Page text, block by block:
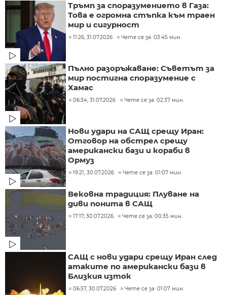
Тръмп за споразумението в Газа:
Това е огромна стъпка към траен
мир и сигурност
11:26, 31.07.2026 Чете се за: 03:45 мин.
Пълно разоръжаване: Съветът за
мир постигна споразумение с
Хамас
06:34, 31.07.2026 Чете се за: 02:37 мин.
Нови удари на САЩ срещу Иран:
Отговор на обстрел срещу
американски бази и кораби в
Ормуз
19:21, 30.07.2026 Чете се за: 01:07 мин.
Вековна традиция: Плуване на
диви понита в САЩ
17:17, 30.07.2026 Чете се за: 00:35 мин.
САЩ с нови удари срещу Иран след
атаките по американски бази в
Близкия изток
06:57, 30.07.2026 Чете се за: 01:07 мин.